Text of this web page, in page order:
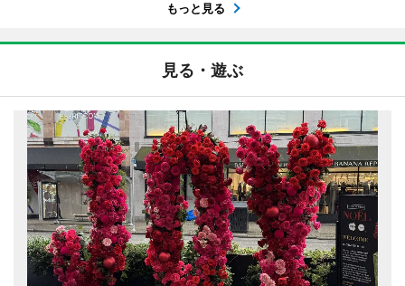
もっと見る
見る・遊ぶ